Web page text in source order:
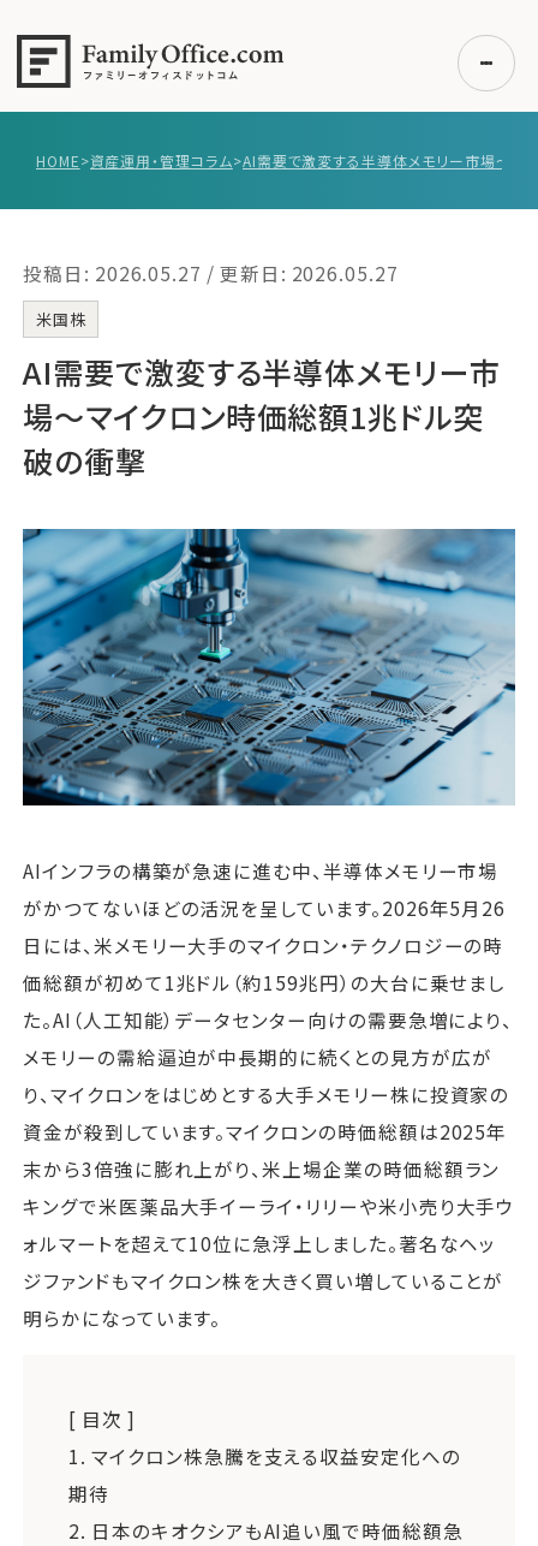
事例紹介
無料講座
コラム
利用者の声
運営会社
ファミリーオフィスとは
関連書籍
メールマガジン登録
よくある質問
HOME>資産運用・管理コラム>
投稿日: 2026.05.27 / 更新日: 2026.05.27
米国株
AI需要で激変する半導体メモリー市
場～マイクロン時価総額1兆ドル突
破の衝撃
AIインフラの構築が急速に進む中、半導体メモリー市場
がかつてないほどの活況を呈しています。2026年5月26
日には、米メモリー大手のマイクロン・テクノロジーの時
価総額が初めて1兆ドル（約159兆円）の大台に乗せまし
た。AI（人工知能）データセンター向けの需要急増により、
メモリーの需給逼迫が中長期的に続くとの見方が広が
り、マイクロンをはじめとする大手メモリー株に投資家の
資金が殺到しています。マイクロンの時価総額は2025年
末から3倍強に膨れ上がり、米上場企業の時価総額ラン
キングで米医薬品大手イーライ・リリーや米小売り大手ウ
ォルマートを超えて10位に急浮上しました。著名なヘッ
ジファンドもマイクロン株を大きく買い増していることが
明らかになっています。
[ 目次 ]
1. マイクロン株急騰を支える収益安定化への
期待
2. 日本のキオクシアもAI追い風で時価総額急